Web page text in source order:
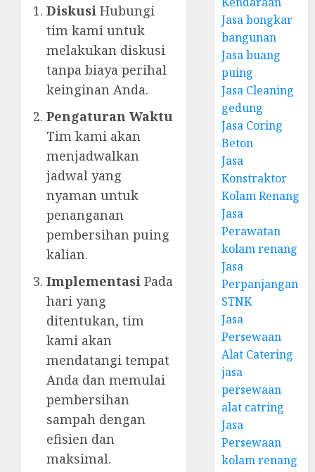
Diskusi Hubungi
tim kami untuk
melakukan diskusi
tanpa biaya perihal
keinginan Anda.
Pengaturan Waktu
Tim kami akan
menjadwalkan
jadwal yang
nyaman untuk
penanganan
pembersihan puing
kalian.
Implementasi Pada
hari yang
ditentukan, tim
kami akan
mendatangi tempat
Anda dan memulai
pembersihan
sampah dengan
efisien dan
maksimal.
Jasa bongkar
bangunan
Jasa buang
puing
Jasa Cleaning
gedung
Jasa Coring
Beton
Jasa
Konstraktor
Kolam Renang
Jasa
Perawatan
kolam renang
Jasa
Perpanjangan
STNK
Jasa
Persewaan
Alat Catering
jasa
persewaan
alat catring
Jasa
Persewaan
kolam renang